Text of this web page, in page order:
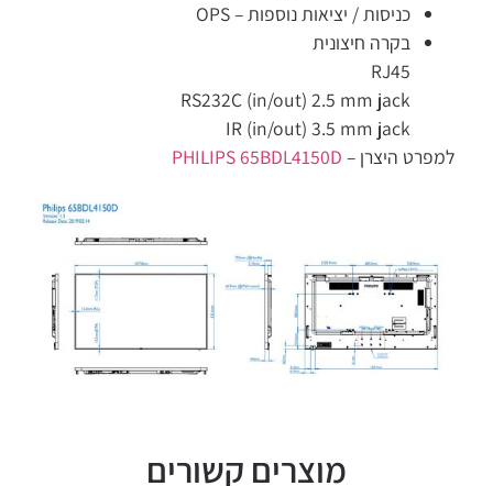
כניסות / יציאות נוספות –OPS
בקרה חיצונית
RJ45
RS232C (in/out) 2.5 mm jack
IR (in/out) 3.5 mm jack
למפרט היצרן – PHILIPS 65BDL4150D
מוצרים קשורים